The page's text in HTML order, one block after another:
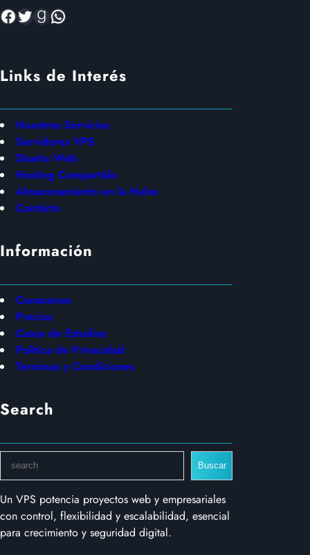
Facebook Twitter Goodreads WhatsApp
Links de Interés
Nuestros Servicios
Servidores VPS
Diseño Web
Hosting Compartido
Almacenamiento en la Nube
Contácto
Información
Conocenos
Precios
Casos de Estudios
Política de Privacidad
Terminos y Condiciones
Search
a
r
c
h
Buscar
Un VPS potencia proyectos web y empresariales
con control, flexibilidad y escalabilidad, esencial
para crecimiento y seguridad digital.